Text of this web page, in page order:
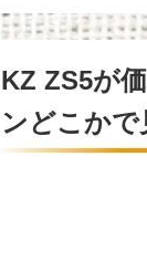
KZ ZS5が
ンどこかで